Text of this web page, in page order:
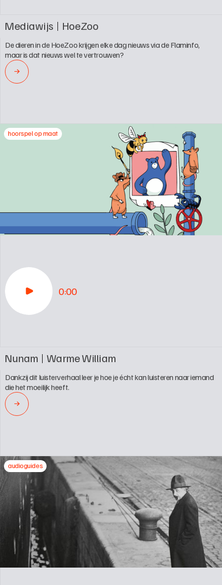
Mediawijs HoeZoo
De dieren in de HoeZoo krijgen elke dag nieuws via de Flaminfo,
maar is dat nieuws wel te vertrouwen?
→
0:00
hoorspel op maat
Nunam Warme William
Dankzij dit luisterverhaal leer je hoe je écht kan luisteren naar iemand
die het moeilijk heeft.
→
audioguides